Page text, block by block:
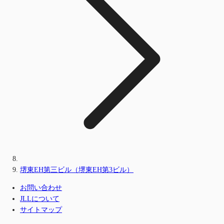
堺東EH第三ビル（堺東EH第3ビル）
お問い合わせ
JLLについて
サイトマップ